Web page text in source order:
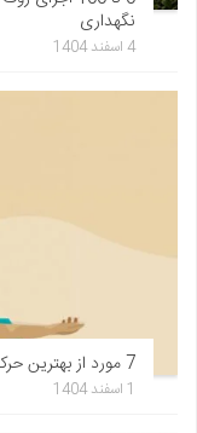
نگهداری
4 اسفند 1404
7 مورد از بهترین حرکات یوگا برای تسکین استرس
1 اسفند 1404